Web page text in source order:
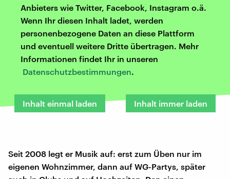
Anbieters wie Twitter, Facebook, Instagram o.ä.
Wenn Ihr diesen Inhalt ladet, werden
personenbezogene Daten an diese Plattform
und eventuell weitere Dritte übertragen. Mehr
Informationen findet Ihr in unseren
Datenschutzbestimmungen.
Inhalt einmal laden Inhalt immer laden
Seit 2008 legt er Musik auf: erst zum Üben nur im
eigenen Wohnzimmer, dann auf WG-Partys, später